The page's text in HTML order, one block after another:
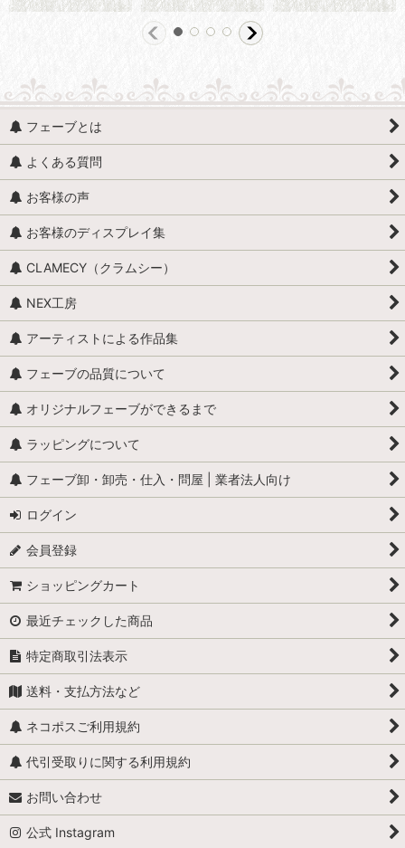
フェーブとは
よくある質問
お客様の声
お客様のディスプレイ集
CLAMECY（クラムシー）
NEX工房
アーティストによる作品集
フェーブの品質について
オリジナルフェーブができるまで
ラッピングについて
フェーブ卸・卸売・仕入・問屋 | 業者法人向け
ログイン
会員登録
ショッピングカート
最近チェックした商品
特定商取引法表示
送料・支払方法など
ネコポスご利用規約
代引受取りに関する利用規約
お問い合わせ
公式 Instagram